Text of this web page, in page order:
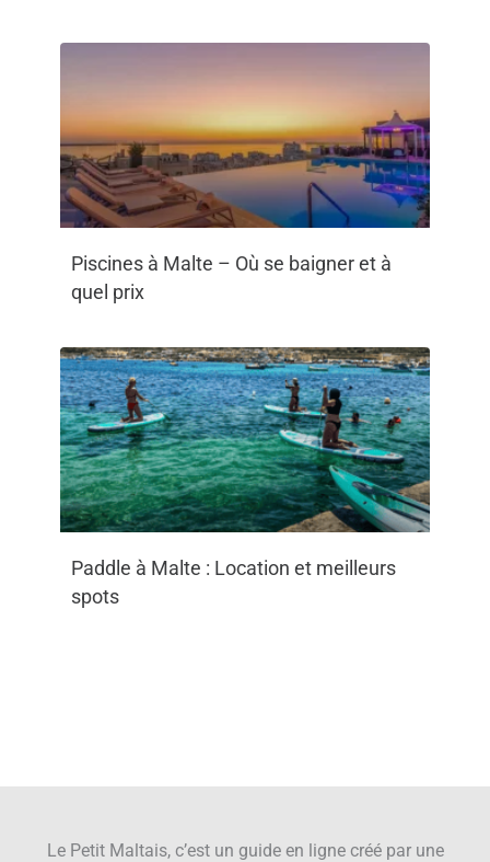
Piscines à Malte – Où se baigner et à
quel prix
Paddle à Malte : Location et meilleurs
spots
Le Petit Maltais, c’est un guide en ligne créé par une